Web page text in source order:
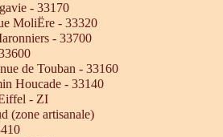
- 33170
MoliËre - 33320
- 33700
de Touban - 33160
Houcade - 33140
- ZI
(zone artisanale)